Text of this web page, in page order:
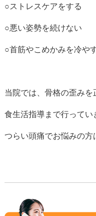
○ストレスケアをする
○悪い姿勢を続けない
○首筋やこめかみを冷や
当院では、骨格の歪みを
食生活指導まで行ってい
つらい頭痛でお悩みの